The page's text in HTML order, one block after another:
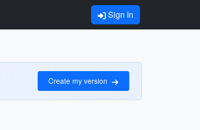
Sign In
Create my version